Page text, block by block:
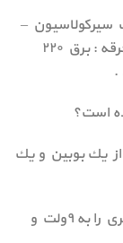
– پمپ سيركولاسيون –
برد جرقه – لامپ خطا برد جرقه يا همان ترانس جرقه : برق ۲۲۰
است؟
يك بوبين و يك
ب – ترانس تغذیه : برق ۲۲۰ ولت متناوب شهري را به ۹ولت و